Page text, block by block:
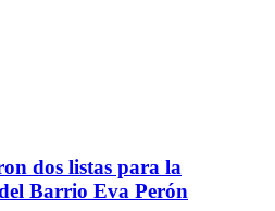
dos listas para la
Barrio Eva Perón